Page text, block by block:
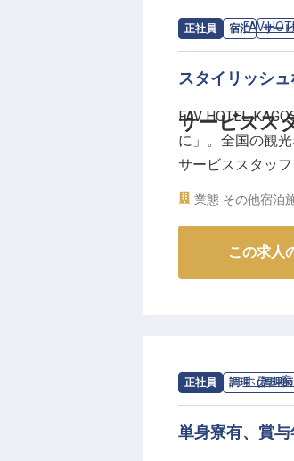
正社員 宿泊 サー
サービスス
求人情報：FAV
スタイリッシ
FAV HOTEL
に」。全国の観
サービススタッ
様に喜んでいた
ちに寄り添える
【この企業・施
FAV HOTEL
材を使用した朝
業態 その他宿泊
この求人
正社員 調理（調理
求人情報：ホテル
単身寮有、賞